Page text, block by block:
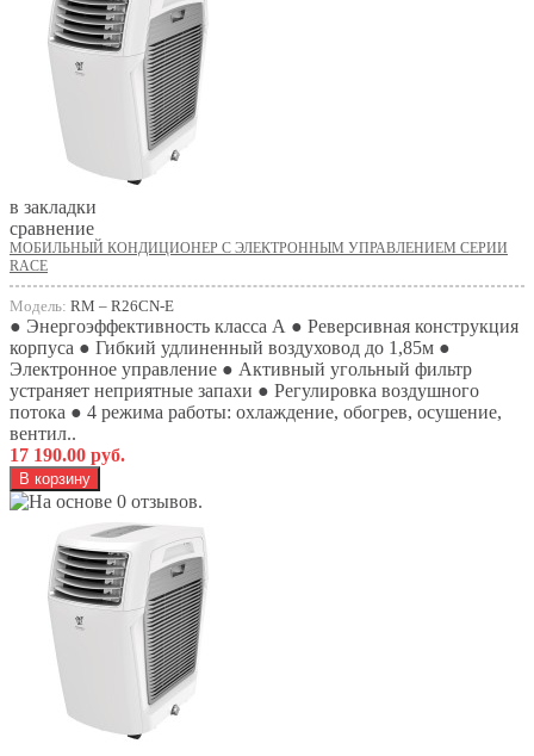
в закладки
сравнение
МОБИЛЬНЫЙ КОНДИЦИОНЕР С ЭЛЕКТРОННЫМ УПРАВЛЕНИЕМ СЕРИИ
RACE
Модель: RM – R26СN-E
● Энергоэффективность класса А ● Реверсивная конструкция
корпуса ● Гибкий удлиненный воздуховод до 1,85м ●
Электронное управление ● Активный угольный фильтр
устраняет неприятные запахи ● Регулировка воздушного
потока ● 4 режима работы: охлаждение, обогрев, осушение,
вентил..
17 190.00 руб.